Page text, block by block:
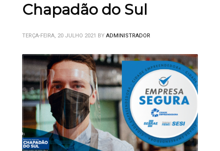
Chapadão do Sul
TERÇA-FEIRA, 20 JULHO 2021 BY ADMINISTRADOR